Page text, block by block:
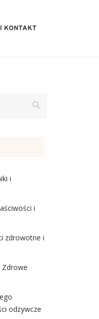
KONTAKT
i
i
zdrowotne i
Zdrowe
odżywcze